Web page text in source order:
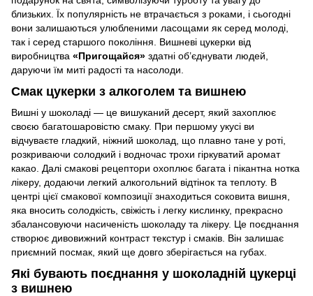
близьких. Їх популярність не втрачається з роками, і сьогодні
вони залишаються улюбленими ласощами як серед молоді,
так і серед старшого покоління. Вишневі цукерки від
виробництва «Пригощайся» здатні об’єднувати людей,
даруючи їм миті радості та насолоди.
Смак цукерки з алкоголем та вишнею
Вишні у шоколаді — це вишуканий десерт, який захоплює
своєю багатошаровістю смаку. При першому укусі ви
відчуваєте гладкий, ніжний шоколад, що плавно тане у роті,
розкриваючи солодкий і водночас трохи гіркуватий аромат
какао. Далі смакові рецептори охоплює багата і пікантна нотка
лікеру, додаючи легкий алкогольний відтінок та теплоту. В
центрі цієї смакової композиції знаходиться соковита вишня,
яка вносить солодкість, свіжість і легку кислинку, прекрасно
збалансовуючи насиченість шоколаду та лікеру. Це поєднання
створює дивовижний контраст текстур і смаків. Він залишає
приємний посмак, який ще довго зберігається на губах.
Які бувають поєднання у шоколадній цукерці
з вишнею